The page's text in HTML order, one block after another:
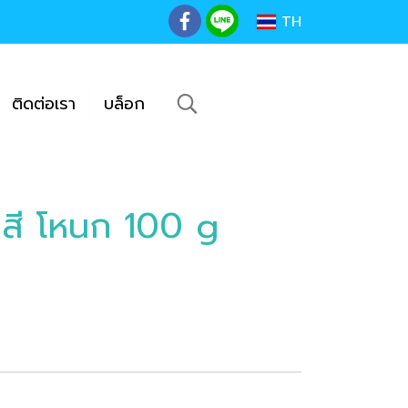
TH
ติดต่อเรา บล็อก
โหนก 100 g